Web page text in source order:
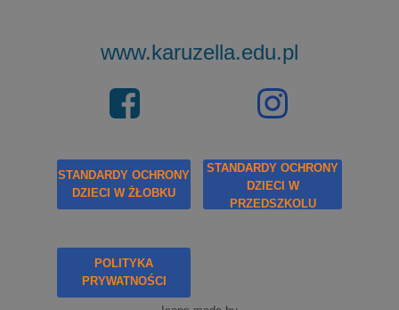
STANDARDY OCHRONY
DZIECI W
PRZEDSZKOLU
STANDARDY OCHRONY
DZIECI W ŻŁOBKU
POLITYKA
PRYWATNOŚCI
www.karuzella.edu.pl